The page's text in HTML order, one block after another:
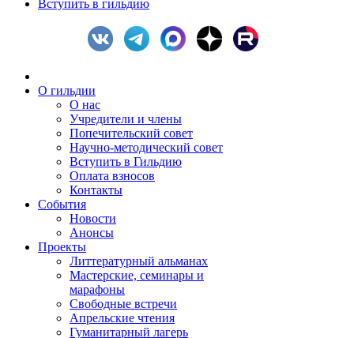
Вступить в гильдию
О гильдии
О нас
Учредители и члены
Попечительский совет
Научно-методический совет
Вступить в Гильдию
Оплата взносов
Контакты
События
Новости
Анонсы
Проекты
Литтературный альманах
Мастерские, семинары и
марафоны
Свободные встречи
Апрельские чтения
Гуманитарный лагерь